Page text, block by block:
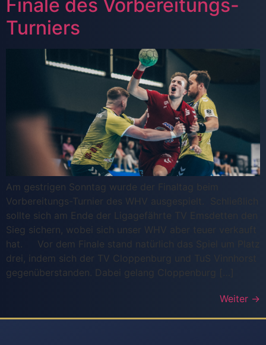
Finale des Vorbereitungs-
Turniers
Am gestrigen Sonntag wurde der Finaltag beim
Vorbereitungs-Turnier des WHV ausgespielt. Schließlich
sollte sich am Ende der Ligagefährte TV Emsdetten den
Sieg sichern, wobei sich unser WHV aber teuer verkauft
hat. Vor dem Finale stand natürlich das Spiel um Platz
drei, indem sich der TV Cloppenburg und TuS Vinnhorst
gegenüberstanden. Dabei gelang Cloppenburg […]
Weiter →